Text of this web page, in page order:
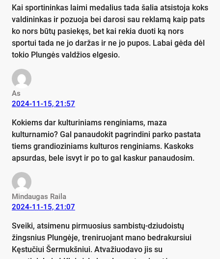
Kai sportininkas laimi medalius tada šalia atsistoja koks
valdininkas ir pozuoja bei darosi sau reklamą kaip pats
ko nors būtų pasiekęs, bet kai rekia duoti ką nors
sportui tada ne jo daržas ir ne jo pupos. Labai gėda dėl
tokio Plungės valdžios elgesio.
As
2024-11-15, 21:57
Kokiems dar kulturiniams renginiams, maza
kulturnamio? Gal panaudokit pagrindini parko pastata
tiems grandioziniams kulturos renginiams. Kaskoks
apsurdas, bele isvyt ir po to gal kaskur panaudosim.
Mindaugas Raila
2024-11-15, 21:07
Sveiki, atsimenu pirmuosius sambistų-dziudoistų
žingsnius Plungėje, treniruojant mano bedrakursiui
Kęstučiui Šermukšniui. Atvažiuodavo jis su